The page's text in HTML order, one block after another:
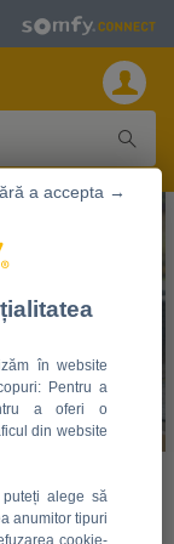
în sprijinul
în website
Pentru a
a oferi o
din website
alege să
anumitor tipuri
cookie-
a accepta →